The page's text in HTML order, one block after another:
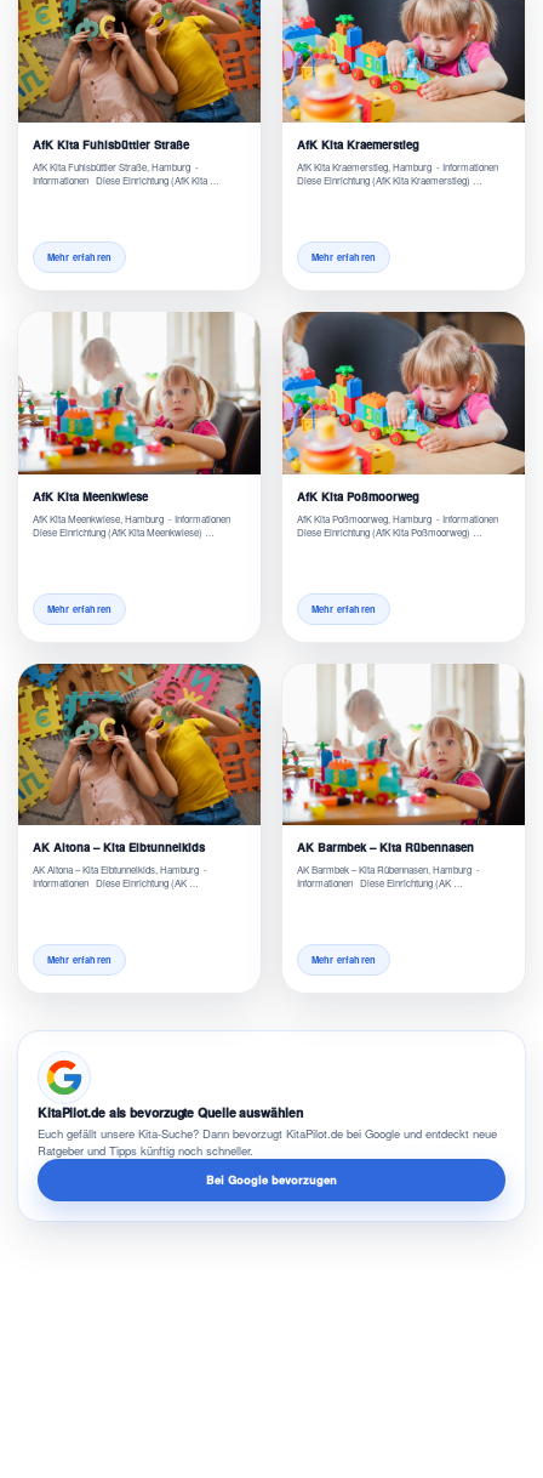
AfK Kita Fuhlsbüttler Straße
AfK Kita Fuhlsbüttler Straße, Hamburg -
Informationen Diese Einrichtung (AfK Kita …
Mehr erfahren
AfK Kita Kraemerstieg
AfK Kita Kraemerstieg, Hamburg - Informationen
Diese Einrichtung (AfK Kita Kraemerstieg) …
Mehr erfahren
AfK Kita Meenkwiese
AfK Kita Meenkwiese, Hamburg - Informationen
Diese Einrichtung (AfK Kita Meenkwiese) …
Mehr erfahren
AfK Kita Poßmoorweg
AfK Kita Poßmoorweg, Hamburg - Informationen
Diese Einrichtung (AfK Kita Poßmoorweg) …
Mehr erfahren
AK Altona – Kita Elbtunnelkids
AK Altona – Kita Elbtunnelkids, Hamburg -
Informationen Diese Einrichtung (AK …
Mehr erfahren
AK Barmbek – Kita Rübennasen
AK Barmbek – Kita Rübennasen, Hamburg -
Informationen Diese Einrichtung (AK …
Mehr erfahren
KitaPilot.de als bevorzugte Quelle auswählen
Euch gefällt unsere Kita-Suche? Dann bevorzugt KitaPilot.de bei Google und entdeckt neue
Ratgeber und Tipps künftig noch schneller.
Bei Google bevorzugen